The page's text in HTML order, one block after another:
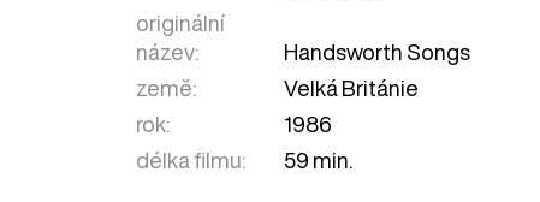
originální
název:
Handsworth Songs
země:
Velká Británie
rok:
1986
délka filmu:
59 min.